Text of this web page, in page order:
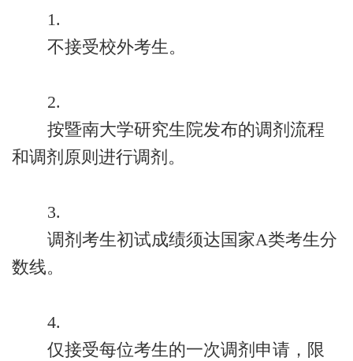
1.
不接受校外考生。
2.
按暨南大学研究生院发布的调剂流程
和调剂原则进行调剂。
3.
调剂考生初试成绩须达国家A类考生分
数线。
4.
仅接受每位考生的一次调剂申请，限